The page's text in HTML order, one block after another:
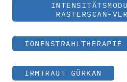
RASTERSCAN-
IONENSTRAHLTHERAPIE
IRMTRAUT GÜRKAN